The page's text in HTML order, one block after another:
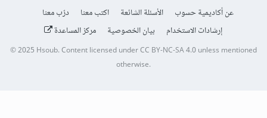
عن أكاديمية حسوب الأسئلة الشائعة اكتب معنا
درّب معنا
إرشادات الاستخدام
بيان الخصوصية مركز المساعدة
© 2025Hsoub.Content licensed underCC BY-NC-SA 4.0unless mentioned
otherwise.